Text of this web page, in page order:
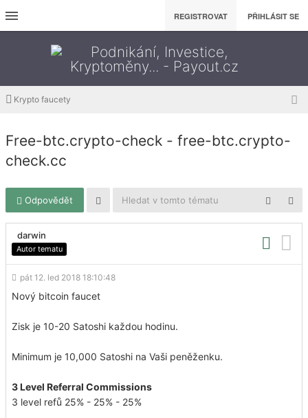
REGISTROVAT PŘIHLÁSIT SE
Krypto faucety
Free-btc.crypto-check - free-btc.crypto-
check.cc
Odpovědět
darwin
Autor tematu
pát 12. led 2018 18:10:48
Nový bitcoin faucet
Zisk je 10-20 Satoshi každou hodinu.
Minimum je 10,000 Satoshi na Vaši peněženku.
3 Level Referral Commissions
3 level refů 25% - 25% - 25%